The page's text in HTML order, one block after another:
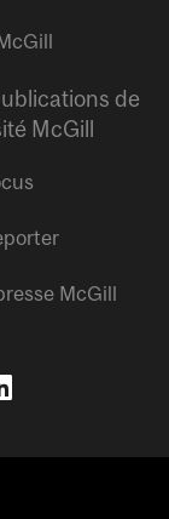
de
McGill
McGill